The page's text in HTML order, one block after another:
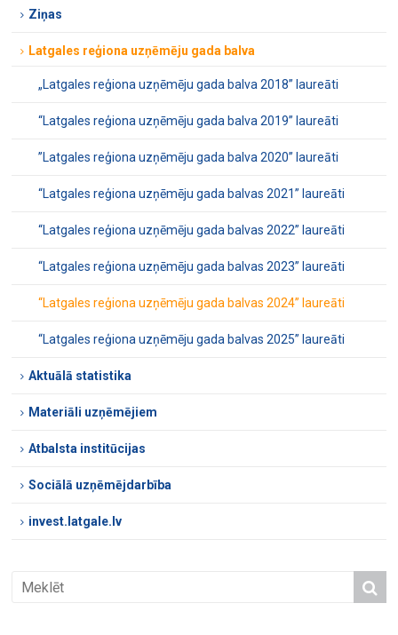
Ziņas
Latgales reģiona uzņēmēju gada balva
„Latgales reģiona uzņēmēju gada balva 2018” laureāti
“Latgales reģiona uzņēmēju gada balva 2019” laureāti
’’Latgales reģiona uzņēmēju gada balva 2020’’ laureāti
“Latgales reģiona uzņēmēju gada balvas 2021” laureāti
“Latgales reģiona uzņēmēju gada balvas 2022” laureāti
“Latgales reģiona uzņēmēju gada balvas 2023” laureāti
“Latgales reģiona uzņēmēju gada balvas 2024” laureāti
“Latgales reģiona uzņēmēju gada balvas 2025” laureāti
Aktuālā statistika
Materiāli uzņēmējiem
Atbalsta institūcijas
Sociālā uzņēmējdarbība
invest.latgale.lv